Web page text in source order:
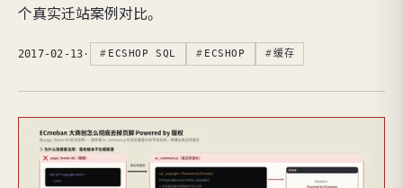
个真实迁站案例对比。
2017-02-13 · ECSHOP SQL ECSHOP 缓存